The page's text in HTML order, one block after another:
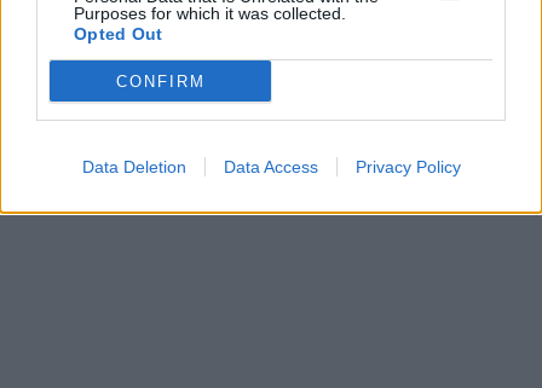
Purposes for which it was collected.
Opted Out
CONFIRM
Data Deletion Data Access Privacy Policy